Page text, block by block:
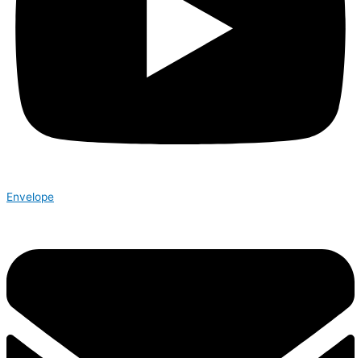
Envelope